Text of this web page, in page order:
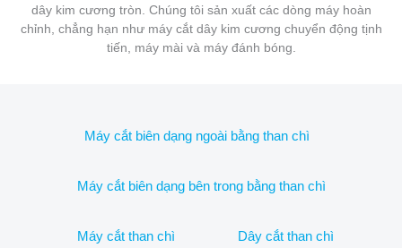
dây kim cương tròn. Chúng tôi sản xuất các dòng máy hoàn
chỉnh, chẳng hạn như máy cắt dây kim cương chuyển động tịnh
tiến, máy mài và máy đánh bóng.
Máy cắt biên dạng ngoài bằng than chì
Máy cắt biên dạng bên trong bằng than chì
Máy cắt than chì Dây cắt than chì